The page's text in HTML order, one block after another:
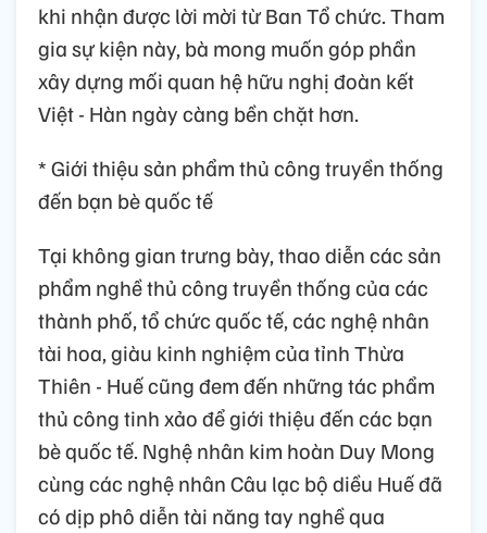
khi nhận được lời mời từ Ban Tổ chức. Tham
gia sự kiện này, bà mong muốn góp phần
xây dựng mối quan hệ hữu nghị đoàn kết
Việt - Hàn ngày càng bền chặt hơn.
* Giới thiệu sản phẩm thủ công truyền thống
đến bạn bè quốc tế
Tại không gian trưng bày, thao diễn các sản
phẩm nghề thủ công truyền thống của các
thành phố, tổ chức quốc tế, các nghệ nhân
tài hoa, giàu kinh nghiệm của tỉnh Thừa
Thiên - Huế cũng đem đến những tác phẩm
thủ công tinh xảo để giới thiệu đến các bạn
bè quốc tế. Nghệ nhân kim hoàn Duy Mong
cùng các nghệ nhân Câu lạc bộ diều Huế đã
có dịp phô diễn tài năng tay nghề qua